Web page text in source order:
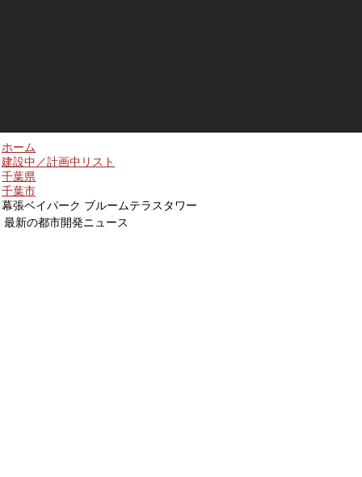
ホーム
建設中／計画中リスト
千葉県
千葉市
幕張ベイパーク ブルームテラスタワー
最新の都市開発ニュース